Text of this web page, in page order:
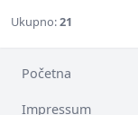
Ukupno:21
Početna
Impressum